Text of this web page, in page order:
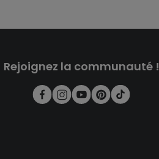
Rejoignez la communauté !